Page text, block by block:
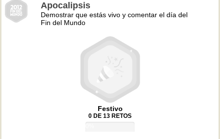
Apocalipsis
Demostrar que estás vivo y comentar el día del
Fin del Mundo
Festivo
0 DE 13 RETOS